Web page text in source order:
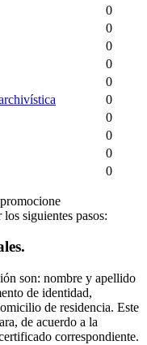
0
0
0
0
0
0
0
0
0
0
los siguientes pasos:
son: nombre y apellido
de identidad,
de residencia. Este
de acuerdo a la
correspondiente.